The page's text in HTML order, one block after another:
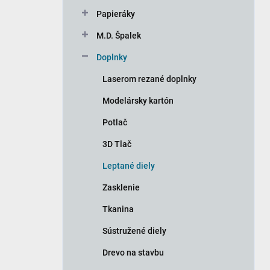
Papieráky
M.D. Špalek
Doplnky
Laserom rezané doplnky
Modelársky kartón
Potlač
3D Tlač
Leptané diely
Zasklenie
Tkanina
Sústružené diely
Drevo na stavbu